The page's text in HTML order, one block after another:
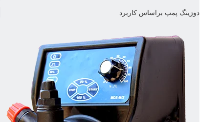
دوزینگ پمپ براساس کاربرد